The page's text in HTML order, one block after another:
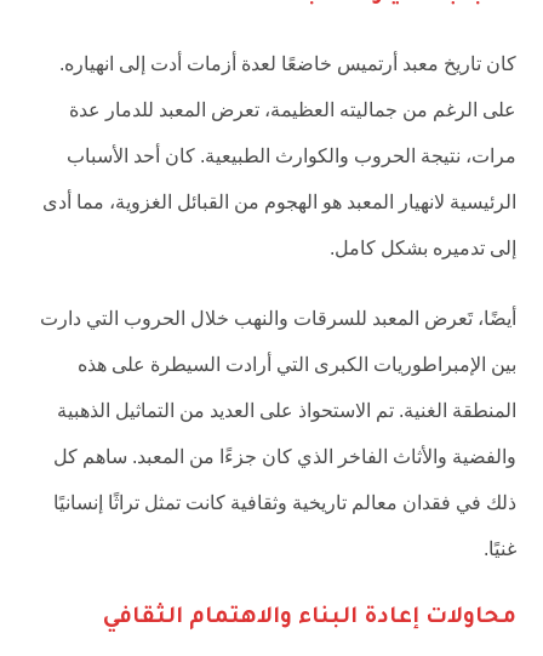
كان تاريخ معبد أرتميس خاضعًا لعدة أزمات أدت إلى انهياره.
على الرغم من جماليته العظيمة، تعرض المعبد للدمار عدة
مرات، نتيجة الحروب والكوارث الطبيعية. كان أحد الأسباب
الرئيسية لانهيار المعبد هو الهجوم من القبائل الغزوية، مما أدى
إلى تدميره بشكل كامل.
أيضًا، تَعرض المعبد للسرقات والنهب خلال الحروب التي دارت
بين الإمبراطوريات الكبرى التي أرادت السيطرة على هذه
المنطقة الغنية. تم الاستحواذ على العديد من التماثيل الذهبية
والفضية والأثاث الفاخر الذي كان جزءًا من المعبد. ساهم كل
ذلك في فقدان معالم تاريخية وثقافية كانت تمثل تراثًا إنسانيًا
غنيًا.
محاولات إعادة البناء والاهتمام الثقافي